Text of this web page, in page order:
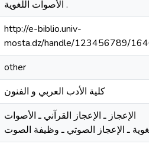
الأصوات اللغوية .
http://e-biblio.univ-
mosta.dz/handle/123456789/
other
كلية الأدب العربي و الفنون
الإعجاز ـ الإعجاز القرآني ـ الأصوات